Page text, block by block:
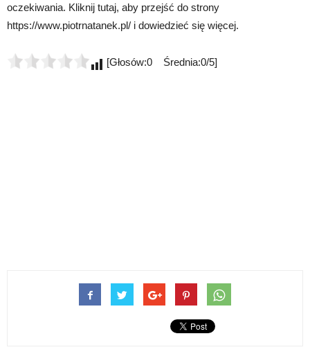
oczekiwania. Kliknij tutaj, aby przejść do strony
https://www.piotrnatanek.pl/ i dowiedzieć się więcej.
[Głosów:0 Średnia:0/5]